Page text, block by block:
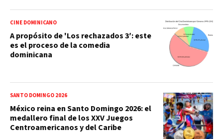
CINE DOMINICANO
A propósito de 'Los rechazados 3′: este
es el proceso de la comedia
dominicana
SANTO DOMINGO 2026
México reina en Santo Domingo 2026: el
medallero final de los XXV Juegos
Centroamericanos y del Caribe